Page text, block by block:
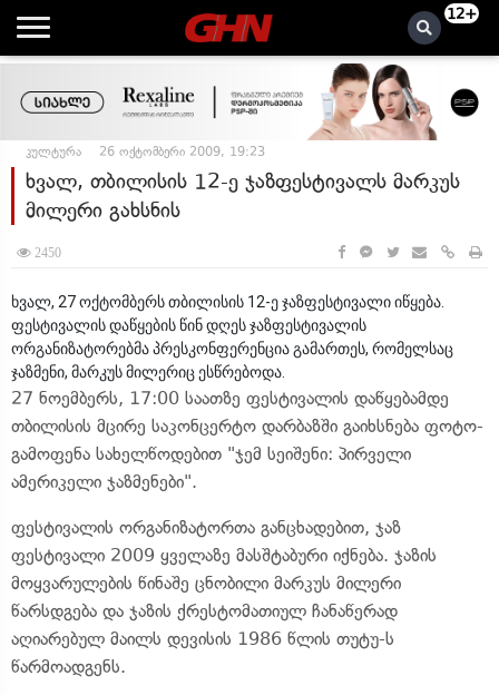
12+
კულტურა 26 ოქტომბერი 2009, 19:23
ხვალ, თბილისის 12-ე ჯაზფესტივალს მარკუს
მილერი გახსნის
2450
ხვალ, 27 ოქტომბერს თბილისის 12-ე ჯაზფესტივალი იწყება.
ფესტივალის დაწყების წინ დღეს ჯაზფესტივალის
ორგანიზატორებმა პრესკონფერენცია გამართეს, რომელსაც
ჯაზმენი, მარკუს მილერიც ესწრებოდა.
27 ნოემბერს, 17:00 საათზე ფესტივალის დაწყებამდე
თბილისის მცირე საკონცერტო დარბაზში გაიხსნება ფოტო-
გამოფენა სახელწოდებით "ჯემ სეიშენი: პირველი
ამერიკელი ჯაზმენები".
ფესტივალის ორგანიზატორთა განცხადებით, ჯაზ
ფესტივალი 2009 ყველაზე მასშტაბური იქნება. ჯაზის
მოყვარულების წინაშე ცნობილი მარკუს მილერი
წარსდგება და ჯაზის ქრესტომათიულ ჩანაწერად
აღიარებულ მაილს დევისის 1986 წლის თუტუ-ს
წარმოადგენს.